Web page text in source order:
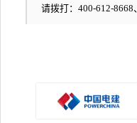
请拨打：400-612-